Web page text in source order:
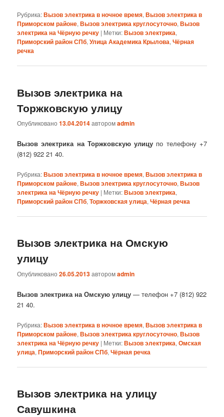
Рубрика:Вызов электрика в ночное время,Вызов электрика в
Приморском районе,Вызов электрика круглосуточно,Вызов
электрика на Чёрную речку | Метки:Вызов электрика,
Приморский район СПб,Улица Академика Крылова,Чёрная
речка
Вызов электрика на
Торжковскую улицу
Опубликовано13.04.2014авторомadmin
Вызов электрика на Торжковскую улицу по телефону +7
(812) 922 21 40.
Рубрика:Вызов электрика в ночное время,Вызов электрика в
Приморском районе,Вызов электрика круглосуточно,Вызов
электрика на Чёрную речку | Метки:Вызов электрика,
Приморский район СПб,Торжковская улица,Чёрная речка
Вызов электрика на Омскую
улицу
Опубликовано26.05.2013авторомadmin
Вызов электрика на Омскую улицу — телефон +7 (812) 922
21 40.
Рубрика:Вызов электрика в ночное время,Вызов электрика в
Приморском районе,Вызов электрика круглосуточно,Вызов
электрика на Чёрную речку | Метки:Вызов электрика,Омская
улица,Приморский район СПб,Чёрная речка
Вызов электрика на улицу
Савушкина